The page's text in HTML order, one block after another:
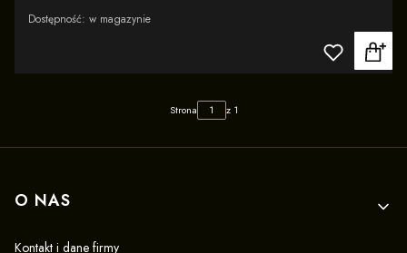
Dostępność: w magazynie
Strona z 1
Linki w stopce
O NAS
Kontakt i dane firmy